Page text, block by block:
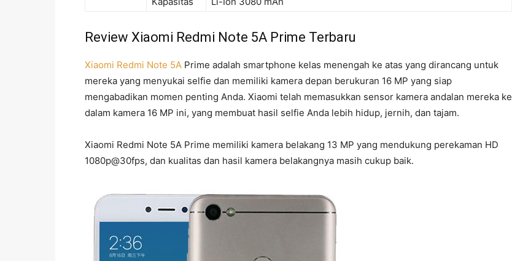
Review Xiaomi Redmi Note 5A Prime Terbaru
Xiaomi Redmi Note 5A Prime adalah smartphone kelas menengah ke atas yang dirancang untuk
mereka yang menyukai selfie dan memiliki kamera depan berukuran 16 MP yang siap
mengabadikan momen penting Anda. Xiaomi telah memasukkan sensor kamera andalan mereka ke
dalam kamera 16 MP ini, yang membuat hasil selfie Anda lebih hidup, jernih, dan tajam.
Xiaomi Redmi Note 5A Prime memiliki kamera belakang 13 MP yang mendukung perekaman HD
1080p@30fps, dan kualitas dan hasil kamera belakangnya masih cukup baik.